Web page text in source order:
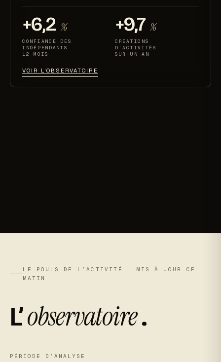
+6,2 %
CONFIANCE DES
INDÉPENDANTS ·
12 MOIS
+9,7 %
CRÉATIONS
D’ACTIVITÉS ·
SUR UN AN
VOIR L’OBSERVATOIRE
LE POULS DE L’ACTIVITÉ · MIS À JOUR CE
MATIN
L’observatoire.
PÉRIODE D’ANALYSE